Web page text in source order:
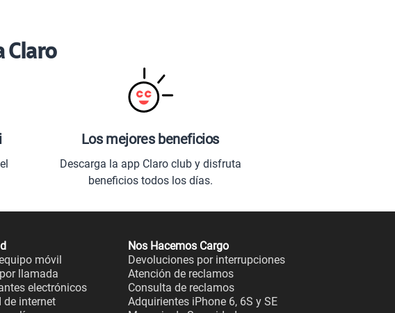
Claro
Los mejores beneficios
Descarga la app Claro club y disfruta
beneficios todos los días.
móvil
llamada
electrónicos
de internet
Nos Hacemos Cargo
Devoluciones por interrupciones
Atención de reclamos
Consulta de reclamos
Adquirientes iPhone 6, 6S y SE